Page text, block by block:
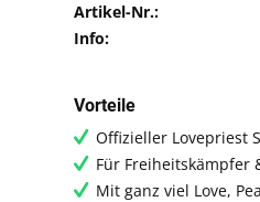
Artikel-Nr.:
Info:
Vorteile
Offizieller Lovepriest
Für Freiheitskämpfer
Mit ganz viel Love,